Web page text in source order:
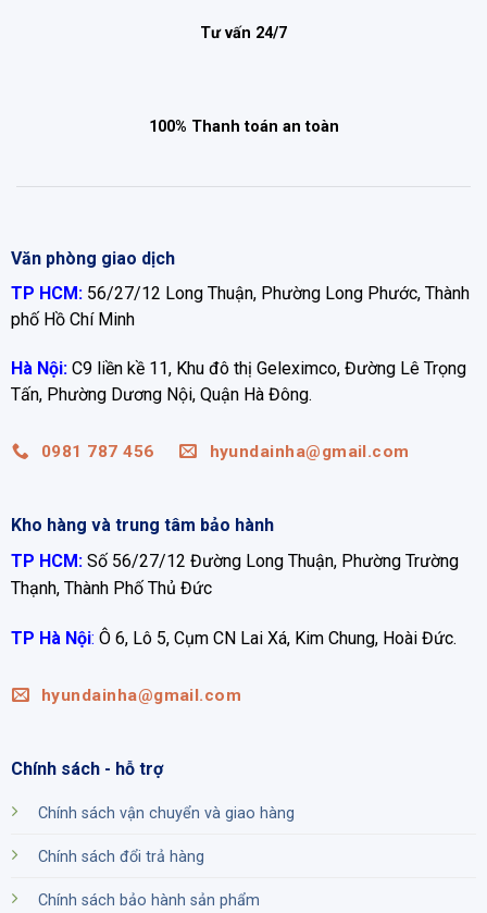
Tư vấn 24/7
100% Thanh toán an toàn
Văn phòng giao dịch
TP HCM: 56/27/12 Long Thuận, Phường Long Phước, Thành
phố Hồ Chí Minh
Hà Nội:C9 liền kề 11, Khu đô thị Geleximco, Đường Lê Trọng
Tấn, Phường Dương Nội, Quận Hà Đông.
0981 787 456 hyundainha@gmail.com
Kho hàng và trung tâm bảo hành
TP HCM: Số 56/27/12 Đường Long Thuận, Phường Trường
Thạnh, Thành Phố Thủ Đức
TP Hà Nội: Ô 6, Lô 5, Cụm CN Lai Xá, Kim Chung, Hoài Đức.
hyundainha@gmail.com
Chính sách - hỗ trợ
Chính sách vận chuyển và giao hàng
Chính sách đổi trả hàng
Chính sách bảo hành sản phẩm